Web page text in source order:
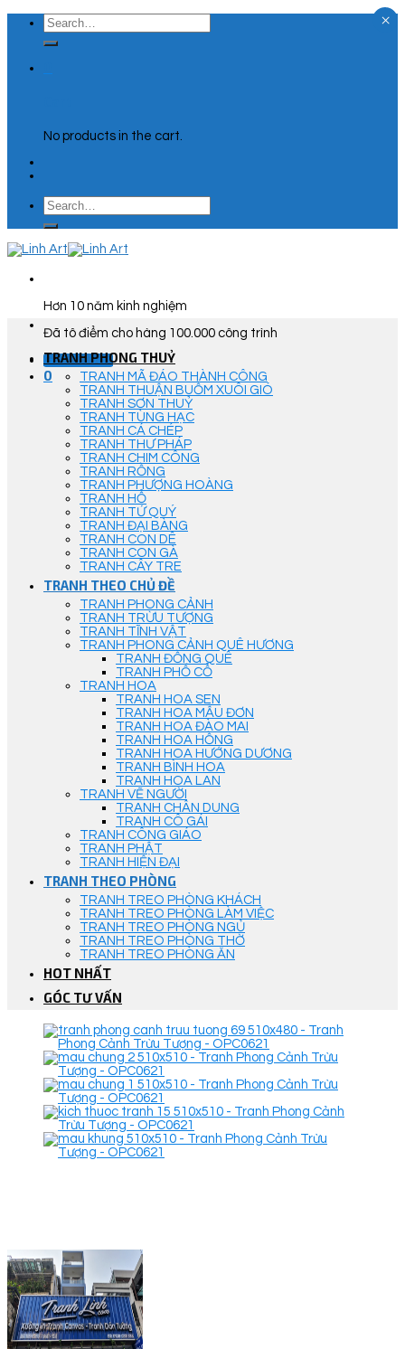
Skip
content
Search
for:
No products in the cart.
Search
for:
Hơn 10 năm kinh nghiệm
Đã tô điểm cho hàng 100.000 công trình
Góc Tư Vấn
0
TRANH PHONG THUỶ
TRANH MÃ ĐÁO THÀNH CÔNG
TRANH THUẬN BUỒM XUÔI GIÓ
TRANH SƠN THUỶ
TRANH TÙNG HẠC
TRANH CÁ CHÉP
TRANH THƯ PHÁP
TRANH CHIM CÔNG
TRANH RỒNG
TRANH PHƯỢNG HOÀNG
TRANH HỔ
TRANH TỨ QUÝ
TRANH ĐẠI BÀNG
TRANH CON DÊ
TRANH CON GÀ
TRANH CÂY TRE
TRANH THEO CHỦ ĐỀ
TRANH PHONG CẢNH
TRANH TRỪU TƯỢNG
TRANH TĨNH VẬT
TRANH PHONG CẢNH QUÊ HƯƠNG
TRANH ĐỒNG QUÊ
TRANH PHỐ CỔ
TRANH HOA
TRANH HOA SEN
TRANH HOA MẪU ĐƠN
TRANH HOA ĐÀO MAI
TRANH HOA HỒNG
TRANH HOA HƯỚNG DƯƠNG
TRANH BÌNH HOA
TRANH HOA LAN
TRANH VẼ NGƯỜI
TRANH CHÂN DUNG
TRANH CÔ GÁI
TRANH CÔNG GIÁO
TRANH PHẬT
TRANH HIỆN ĐẠI
TRANH THEO PHÒNG
TRANH TREO PHÒNG KHÁCH
TRANH TREO PHÒNG LÀM VIỆC
TRANH TREO PHÒNG NGỦ
TRANH TREO PHÒNG THỜ
TRANH TREO PHÒNG ĂN
HOT NHẤT
GÓC TƯ VẤN
×